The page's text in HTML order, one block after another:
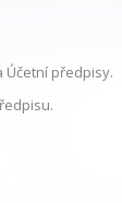
Účetní předpisy.